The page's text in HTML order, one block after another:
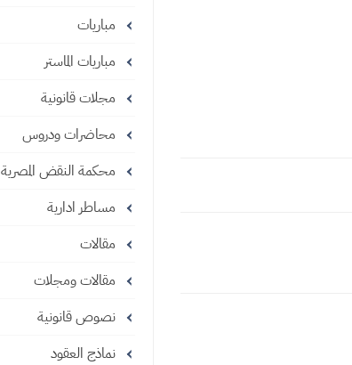
مباريات
مباريات الماستر
مجلات قانونية
محاضرات ودروس
محكمة النقض المصرية
مساطر ادارية
مقالات
مقالات ومجلات
نصوص قانونية
نماذج العقود